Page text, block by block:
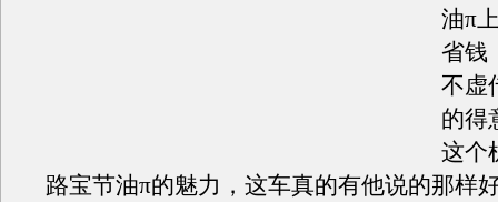
油π
省钱
不虚
的得
这个
路宝节油π的魅力，这车真的有他说的那样